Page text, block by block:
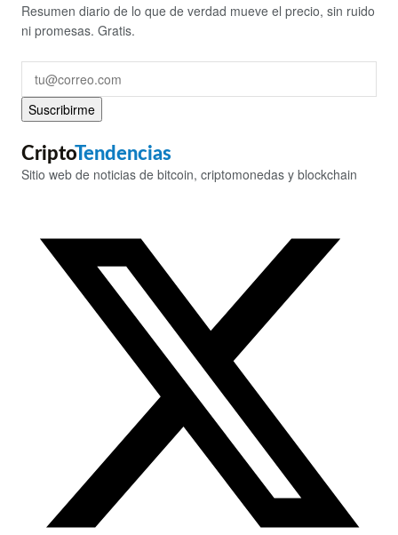
Resumen diario de lo que de verdad mueve el precio, sin ruido
ni promesas. Gratis.
Suscribirme
CriptoTendencias
Sitio web de noticias de bitcoin, criptomonedas y blockchain